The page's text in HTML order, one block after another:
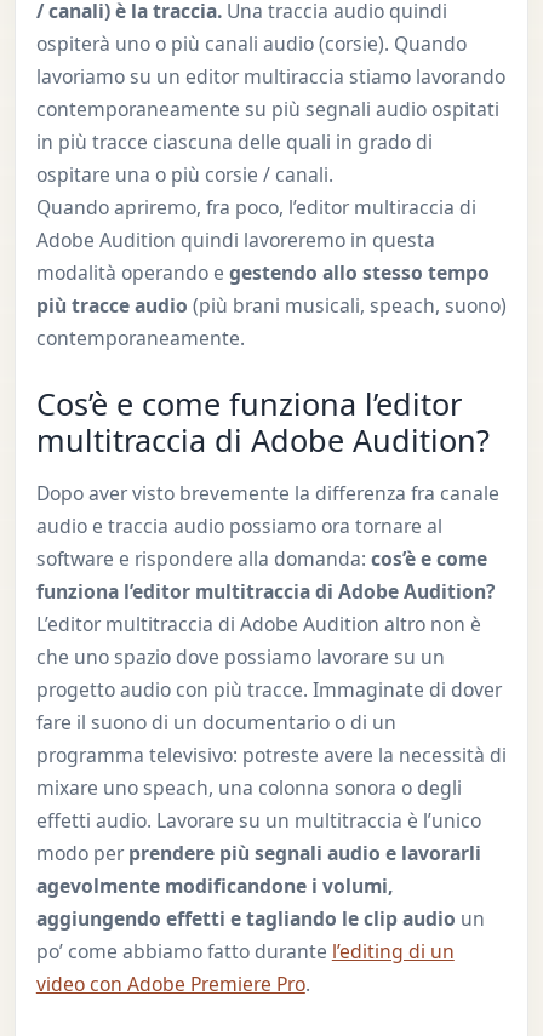
/ canali) è la traccia. Una traccia audio quindi
ospiterà uno o più canali audio (corsie). Quando
lavoriamo su un editor multiraccia stiamo lavorando
contemporaneamente su più segnali audio ospitati
in più tracce ciascuna delle quali in grado di
ospitare una o più corsie / canali.
Quando apriremo, fra poco, l’editor multiraccia di
Adobe Audition quindi lavoreremo in questa
modalità operando e gestendo allo stesso tempo
più tracce audio (più brani musicali, speach, suono)
contemporaneamente.
Cos’è e come funziona l’editor
multitraccia di Adobe Audition?
Dopo aver visto brevemente la differenza fra canale
audio e traccia audio possiamo ora tornare al
software e rispondere alla domanda: cos’è e come
funziona l’editor multitraccia di Adobe Audition?
L’editor multitraccia di Adobe Audition altro non è
che uno spazio dove possiamo lavorare su un
progetto audio con più tracce. Immaginate di dover
fare il suono di un documentario o di un
programma televisivo: potreste avere la necessità di
mixare uno speach, una colonna sonora o degli
effetti audio. Lavorare su un multitraccia è l’unico
modo perprendere più segnali audio e lavorarli
agevolmente modificandone i volumi,
aggiungendo effetti e tagliando le clip audio un
po’ come abbiamo fatto durante l’editing di un
video con Adobe Premiere Pro.